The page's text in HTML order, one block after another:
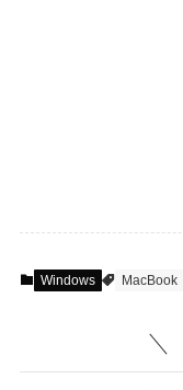
Windows MacBook